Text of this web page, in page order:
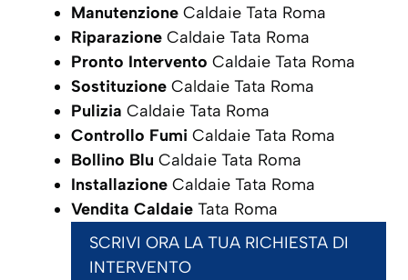
Manutenzione Caldaie Tata Roma
Riparazione Caldaie Tata Roma
Pronto Intervento Caldaie Tata Roma
Sostituzione Caldaie Tata Roma
Pulizia Caldaie Tata Roma
Controllo Fumi Caldaie Tata Roma
Bollino Blu Caldaie Tata Roma
Installazione Caldaie Tata Roma
Vendita Caldaie Tata Roma
SCRIVI ORA LA TUA RICHIESTA DI
INTERVENTO